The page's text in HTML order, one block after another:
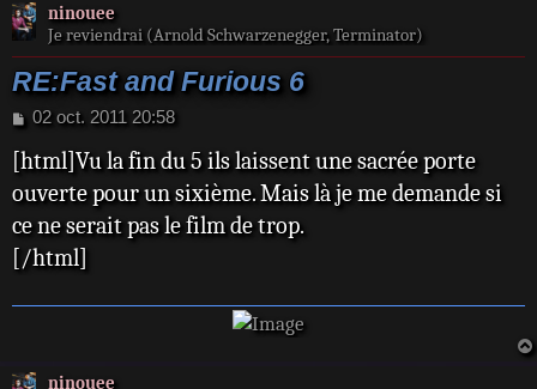
ninouee
Je reviendrai (Arnold Schwarzenegger, Terminator)
RE:Fast and Furious 6
M
s
a
g
e
02 oct. 2011 20:58
[html]Vu la fin du 5 ils laissent une sacrée porte
ouverte pour un sixième. Mais là je me demande si
ce ne serait pas le film de trop.
[/html]
ninouee